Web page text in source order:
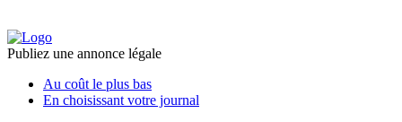
Publiez une annonce légale
Au coût le plus bas
En choisissant votre journal